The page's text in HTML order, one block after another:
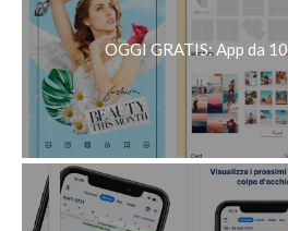
OGGI GRATIS: App da